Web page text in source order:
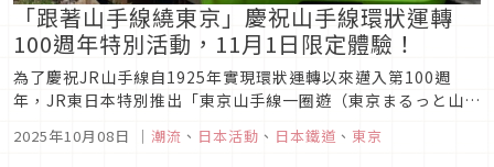
「跟著山手線繞東京」慶祝山手線環狀運轉
100週年特別活動，11月1日限定體驗！
為了慶祝JR山手線自1925年實現環狀運轉以來邁入第100週
年，JR東日本特別推出「東京山手線一圈遊（東京まるっと山手
環繞東京一周，並由現役乘務員與車站員工親自導覽，一同重溫
2025年10月08日 ｜ 潮流 、 日本活動 、 日本鐵道 、 東京